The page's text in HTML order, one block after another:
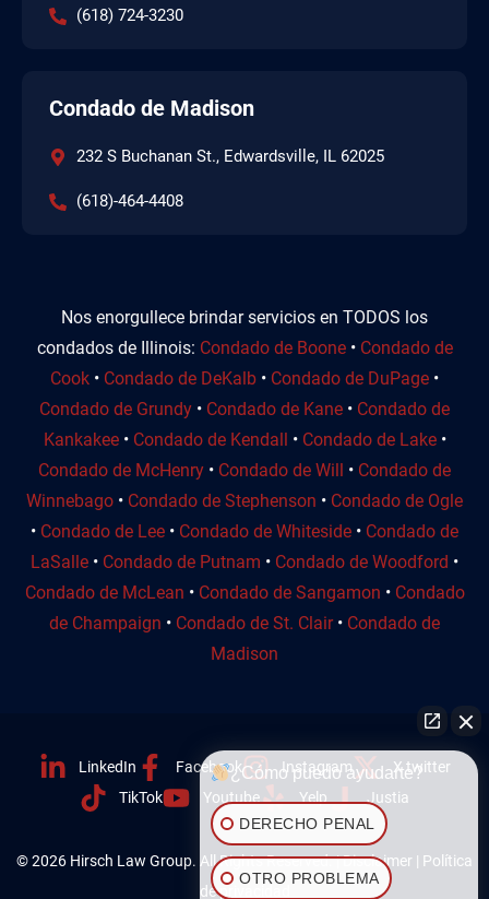
(618) 724-3230
Condado de Madison
232 S Buchanan St., Edwardsville, IL 62025
(618)-464-4408
Nos enorgullece brindar servicios en TODOS los
condados de Illinois: Condado de Boone• Condado de
Cook • Condado de DeKalb • Condado de DuPage •
Condado de Grundy • Condado de Kane • Condado de
Kankakee• Condado de Kendall • Condado de Lake•
Condado de McHenry • Condado de Will • Condado de
Winnebago • Condado de Stephenson • Condado de Ogle
• Condado de Lee • Condado de Whiteside • Condado de
LaSalle • Condado de Putnam • Condado de Woodford •
Condado de McLean • Condado de Sangamon • Condado
de Champaign • Condado de St. Clair• Condado de
Madison
LinkedIn Facebook Instagram
X twitter
TikTok
Youtube Yelp Justia
© 2026 Hirsch Law Group. All Rights Reserved. |Disclaimer | Política
de privacidad
¿Cómo puedo ayudarte?
DERECHO PENAL
OTRO PROBLEMA